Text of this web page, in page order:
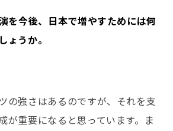
演を今後、日本で増やすためには何
ょうか。
の強さはあるのですが、それを支
が重要になると思っています。ま